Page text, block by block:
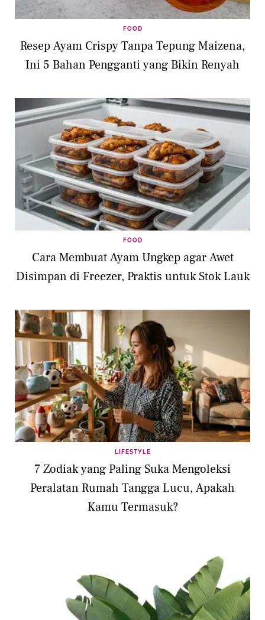
FOOD
Resep Ayam Crispy Tanpa Tepung Maizena,
Ini 5 Bahan Pengganti yang Bikin Renyah
FOOD
Cara Membuat Ayam Ungkep agar Awet
Disimpan di Freezer, Praktis untuk Stok Lauk
LIFESTYLE
7 Zodiak yang Paling Suka Mengoleksi
Peralatan Rumah Tangga Lucu, Apakah
Kamu Termasuk?